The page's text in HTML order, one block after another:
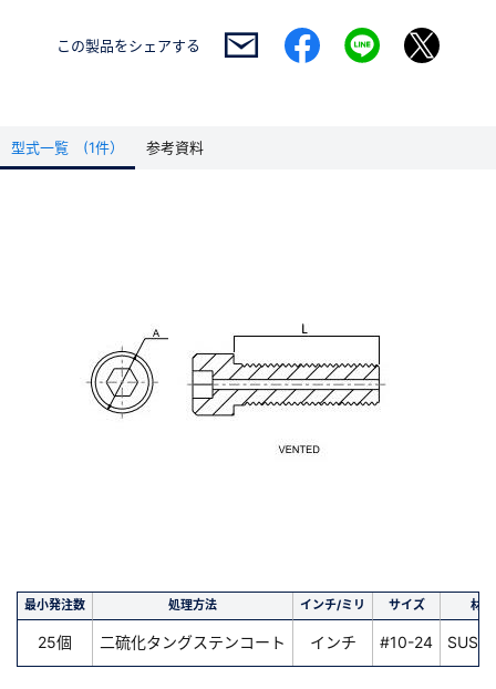
この製品をシェアする
型式一覧 (1件） 参考資料
最小発注数 処理方法 インチ/ミリ サイズ 材質
25個 二硫化タングステンコート インチ #10-24 SUS